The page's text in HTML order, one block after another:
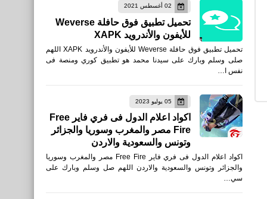
02 أغسطس 2021
تحميل تطبيق فوق حافلة Weverse
للأيفون والأندرويد XAPK
تحميل تطبيق فوق حافلة Weverse للأيفون والأندرويد XAPK اللهم
صلى وسلم وبارك على سيدنا محمد هو تطبيق كوري ومنصة فى
نفس ا…
05 يوليو 2023
اكواد اعلام الدول فى فري فاير Free
Fire مصر والمغرب وسوريا والجزائر
وتونس والسعودية والاردن
اكواد اعلام الدول فى فري فاير Free Fire مصر والمغرب وسوريا
والجزائر وتونس والسعودية والاردن اللهم صل وسلم وبارك على
سي…
شبكة الإنترنت وهل شبكتك
مخترقه أم لا
مقالات
تعرف على أربعون حكمة صينية
في التحفيز والتفاؤل